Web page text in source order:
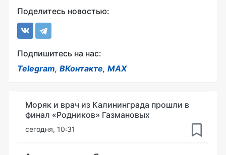
Поделитесь новостью:
Подпишитесь на нас:
Telegram, ВКонтакте, MAX
Моряк и врач из Калининграда прошли в
финал «Родников» Газмановых
сегодня, 10:31